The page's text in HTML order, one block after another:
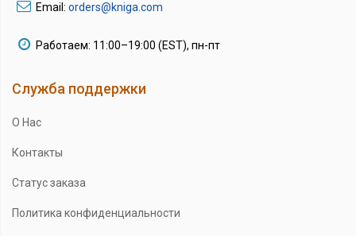
Email: orders@kniga.com
Работаем: 11:00–19:00 (EST), пн-пт
Служба поддержки
О Нас
Контакты
Статус заказа
Политика конфиденциальности